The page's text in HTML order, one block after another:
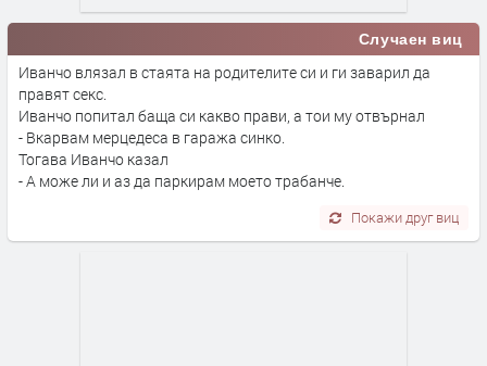
Случаен виц
Иванчо влязал в стаята на родителите си и ги заварил да
правят секс.
Иванчо попитал баща си какво прави, а тои му отвърнал
- Вкарвам мерцедеса в гаража синко.
Тогава Иванчо казал
- А може ли и аз да паркирам моето трабанче.
Покажи друг виц